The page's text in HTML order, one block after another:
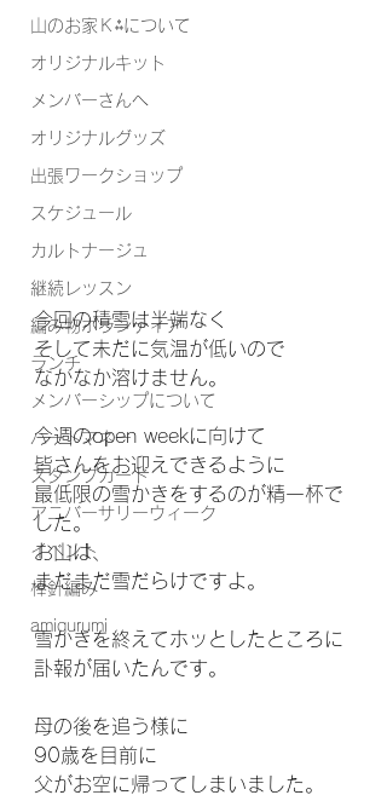
山のお家Ｋ⁂について
オリジナルキット
メンバーさんへ
オリジナルグッズ
出張ワークショップ
スケジュール
カルトナージュ
継続レッスン
編み物ボランティア
ランチ
メンバーシップについて
ハートマネー
スタンプカード
アニバーサリーウィーク
イベント
棒針編み
amigurumi
今回の積雪は半端なく
そして未だに気温が低いので
なかなか溶けません。
今週のopen weekに向けて
皆さんをお迎えできるように
最低限の雪かきをするのが精一杯で
した。
お山は、
まだまだ雪だらけですよ。
雪かきを終えてホッとしたところに
訃報が届いたんです。
母の後を追う様に
90歳を目前に
父がお空に帰ってしまいました。